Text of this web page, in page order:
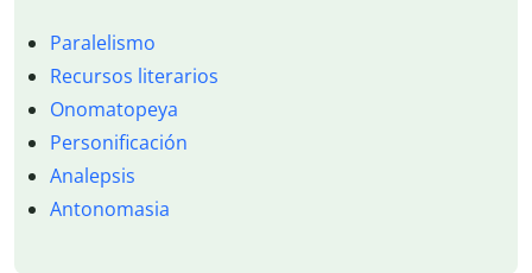
Paralelismo
Recursos literarios
Onomatopeya
Personificación
Analepsis
Antonomasia